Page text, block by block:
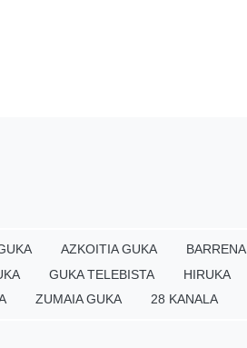
AZKOITIA GUKA
BARRENA
GUKA TELEBISTA
HIRUKA
ZUMAIA GUKA 28 KANALA